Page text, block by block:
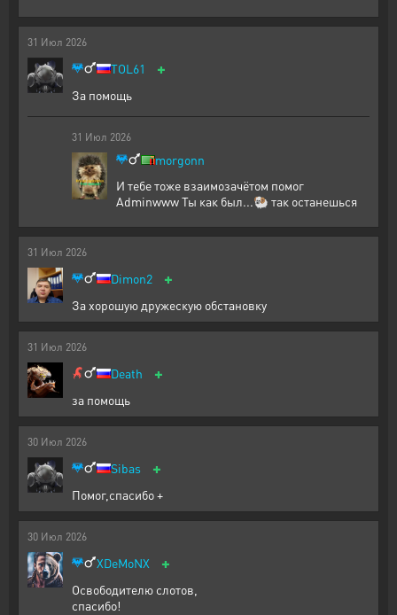
31 Июл 2026
TOL61 +
За помощь
31 Июл 2026
morgonn
И тебе тоже взаимозачётом помог
Adminwww Ты как был...🐏 так останешься
31 Июл 2026
Dimon2 +
За хорошую дружескую обстановку
31 Июл 2026
Death +
за помощь
30 Июл 2026
Sibas +
Помог,спасибо +
30 Июл 2026
XDeMoNX +
Освободителю слотов,
спасибо!